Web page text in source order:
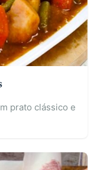
prato clássico e